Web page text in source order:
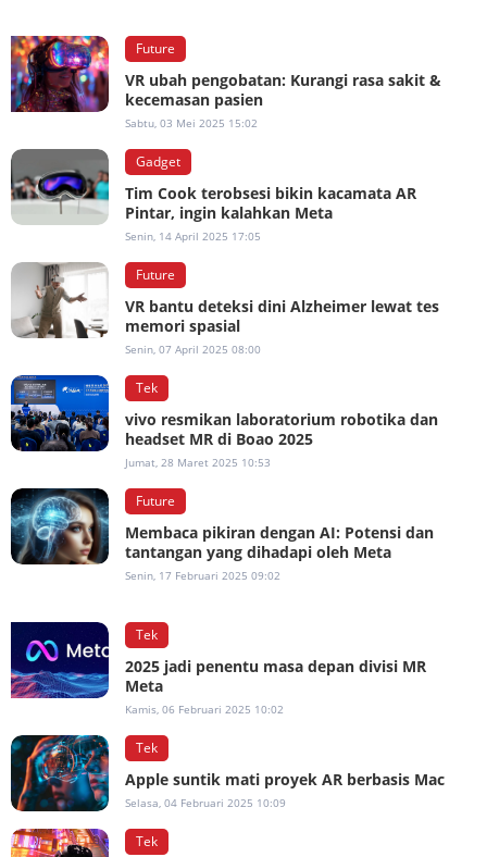
Future
VR ubah pengobatan: Kurangi rasa sakit &
kecemasan pasien
Sabtu, 03 Mei 2025 15:02
Gadget
Tim Cook terobsesi bikin kacamata AR
Pintar, ingin kalahkan Meta
Senin, 14 April 2025 17:05
Future
VR bantu deteksi dini Alzheimer lewat tes
memori spasial
Senin, 07 April 2025 08:00
Tek
vivo resmikan laboratorium robotika dan
headset MR di Boao 2025
Jumat, 28 Maret 2025 10:53
Future
Membaca pikiran dengan AI: Potensi dan
tantangan yang dihadapi oleh Meta
Senin, 17 Februari 2025 09:02
Tek
2025 jadi penentu masa depan divisi MR
Meta
Kamis, 06 Februari 2025 10:02
Tek
Apple suntik mati proyek AR berbasis Mac
Selasa, 04 Februari 2025 10:09
Tek